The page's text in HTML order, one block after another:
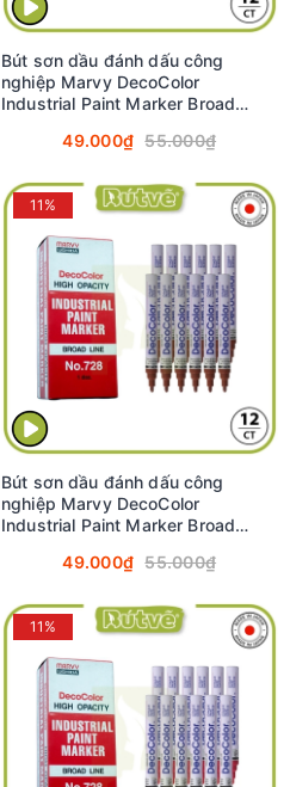
Bút sơn dầu đánh dấu công
nghiệp Marvy DecoColor
Industrial Paint Marker Broad
49.000₫ 55.000₫
11%
Bút sơn dầu đánh dấu công
nghiệp Marvy DecoColor
Industrial Paint Marker Broad
49.000₫ 55.000₫
11%